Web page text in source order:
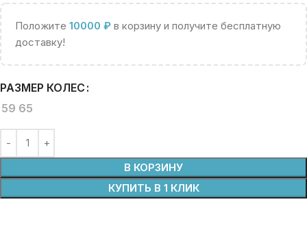
Положите 10000 ₽ в корзину и получите бесплатную
доставку!
РАЗМЕР КОЛЕС
59 65
В КОРЗИНУ
КУПИТЬ В 1 КЛИК